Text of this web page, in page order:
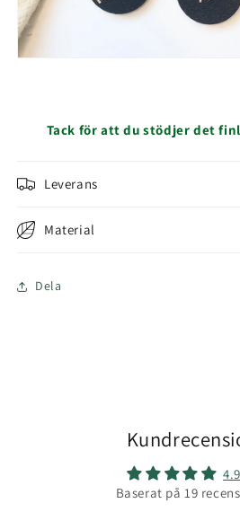
Tack för att du stödjer det
Leverans
Material
Dela
Baserat på 19